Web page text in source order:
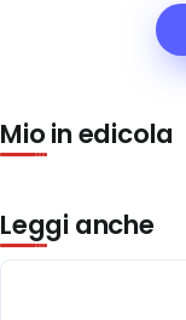
Mio in edicola
Leggi anche